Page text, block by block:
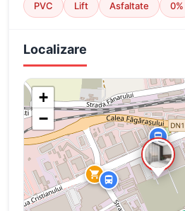
PVC Lift Asfaltate 0%
Localizare
+
−